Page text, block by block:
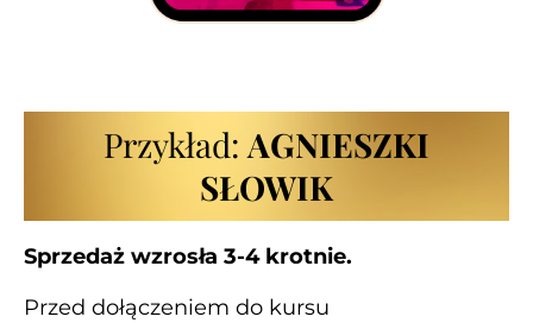
Przykład:AGNIESZKI
SŁOWIK
Sprzedaż wzrosła 3-4 krotnie.
Przed dołączeniem do kursu